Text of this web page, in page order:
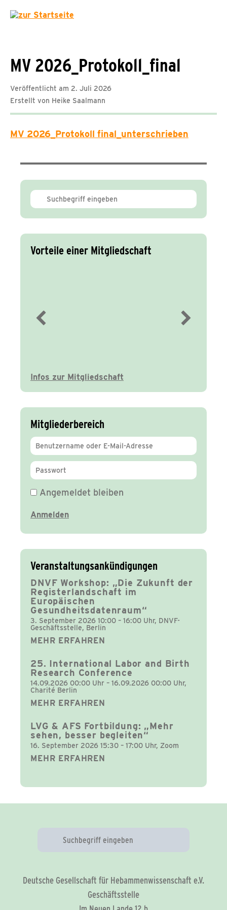
MV 2026_Protokoll_final
Veröffentlicht am 2. Juli 2026
Erstellt von Heike Saalmann
MV 2026_Protokoll final_unterschrieben
Vorteile einer Mitgliedschaft
Infos zur Mitgliedschaft
Mitgliederbereich
Angemeldet bleiben
Veranstaltungsankündigungen
DNVF Workshop: „Die Zukunft der
Registerlandschaft im
Europäischen
Gesundheitsdatenraum“
3. September 2026 10:00 – 16:00 Uhr, DNVF-
Geschäftsstelle, Berlin
MEHR ERFAHREN
25. International Labor and Birth
Research Conference
14.09.2026 00:00 Uhr – 16.09.2026 00:00 Uhr,
Charité Berlin
MEHR ERFAHREN
LVG & AFS Fortbildung: „Mehr
sehen, besser begleiten“
16. September 2026 15:30 – 17:00 Uhr, Zoom
MEHR ERFAHREN
Deutsche Gesellschaft für Hebammenwissenschaft e.V.
Geschäftsstelle